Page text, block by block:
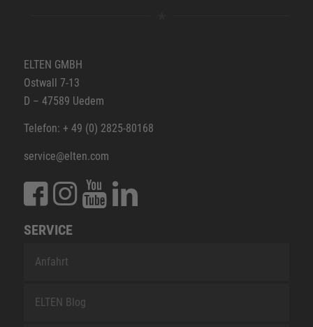
ELTEN GMBH
Ostwall 7-13
D – 47589 Uedem
Telefon: + 49 (0) 2825-80168
service@elten.com
SERVICE
Anfahrt
ELTEN Blog